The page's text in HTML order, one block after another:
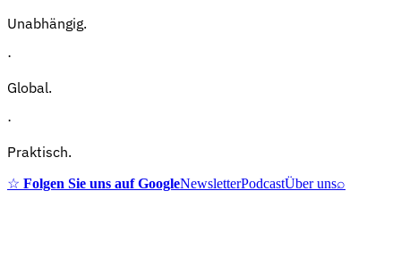
Unabhängig.
·
Global.
·
Praktisch.
☆ Folgen Sie uns auf GoogleNewsletterPodcastÜber uns⌕